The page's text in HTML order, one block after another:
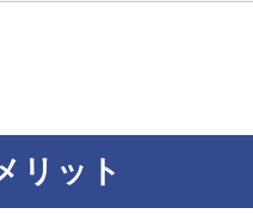
リット